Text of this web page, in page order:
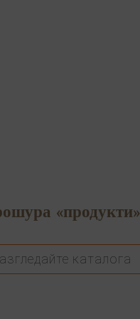
«продукти»
каталога